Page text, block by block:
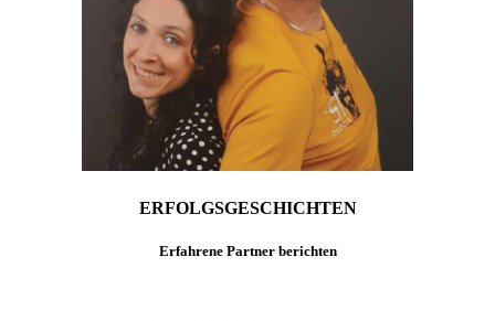
ERFOLGSGESCHICHTEN
Erfahrene Partner berichten